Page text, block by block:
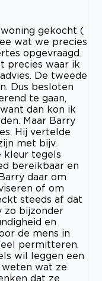
gekocht (
wat we precies
opgevraagd.
precies waar ik
De tweede
Dus besloten
te gaan,
dan kon ik
Maar Barry
Hij vertelde
met bijv.
kleur tegels
bereikbaar en
daar om
of om
steeds af dat
zo bijzonder
en
de mens in
permitteren.
wil leggen een
weten wat ze
dat ze